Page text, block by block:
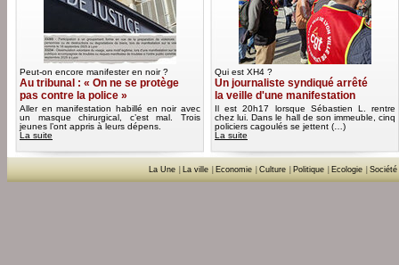
Peut-on encore manifester en noir ?
Au tribunal : « On ne se protège
pas contre la police »
Aller en manifestation habillé en noir avec
un masque chirurgical, c’est mal. Trois
jeunes l’ont appris à leurs dépens.
La suite
Qui est XH4 ?
Un journaliste syndiqué arrêté
la veille d'une manifestation
Il est 20h17 lorsque Sébastien L. rentre
chez lui. Dans le hall de son immeuble, cinq
policiers cagoulés se jettent (…)
La suite
La Une La ville Economie Culture Politique Ecologie Société